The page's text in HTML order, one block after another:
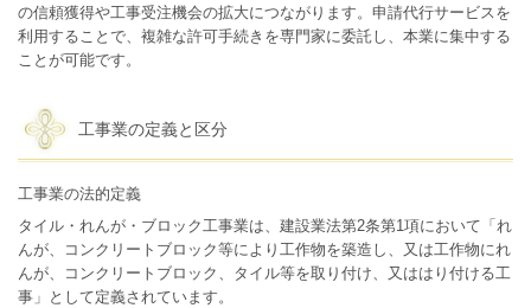
の信頼獲得や工事受注機会の拡大につながります。申請代行サービスを
利用することで、複雑な許可手続きを専門家に委託し、本業に集中する
ことが可能です。
工事業の定義と区分
工事業の法的定義
タイル・れんが・ブロック工事業は、建設業法第2条第1項において「れ
んが、コンクリートブロック等により工作物を築造し、又は工作物にれ
んが、コンクリートブロック、タイル等を取り付け、又ははり付ける工
事」として定義されています。